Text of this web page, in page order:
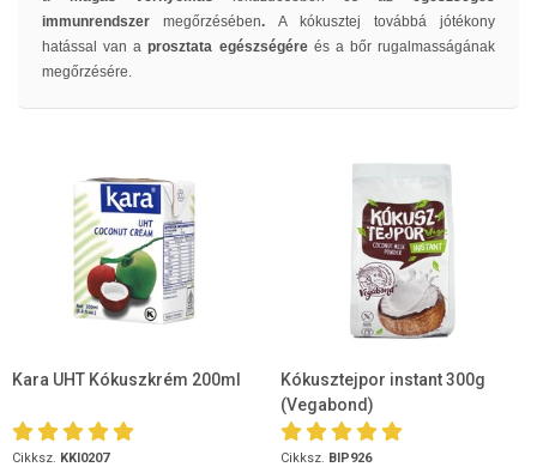
immunrendszer megőrzésében. A kókusztej továbbá jótékony
hatással van aprosztata egészségére és a bőr rugalmasságának
megőrzésére.
Kara UHT Kókuszkrém 200ml
Cikksz. KKI0207
Kókusztejpor instant 300g
(Vegabond)
Cikksz. BIP926